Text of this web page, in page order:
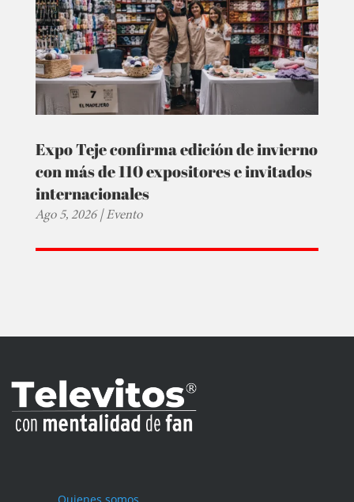
Expo Teje confirma edición de invierno
con más de 110 expositores e invitados
internacionales
Ago 5, 2026|Evento